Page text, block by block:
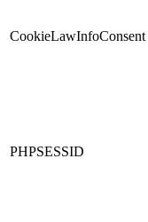
CookieLawInfoConsent
PHPSESSID